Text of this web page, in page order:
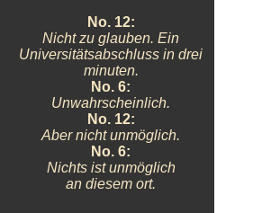
No. 12:
Nicht zu glauben. Ein
Universitätsabschluss in drei
minuten.
No. 6:
Unwahrscheinlich.
No. 12:
Aber nicht unmöglich.
No. 6:
Nichts ist unmöglich
an diesem ort.